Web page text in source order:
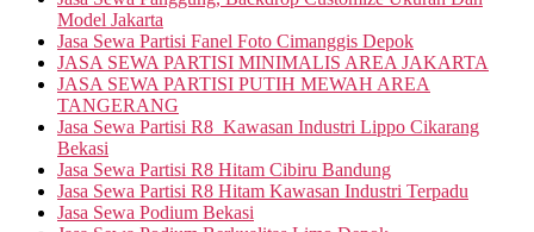
Model Jakarta
Jasa Sewa Partisi Fanel Foto Cimanggis Depok
JASA SEWA PARTISI MINIMALIS AREA JAKARTA
JASA SEWA PARTISI PUTIH MEWAH AREA
TANGERANG
Jasa Sewa Partisi R8 Kawasan Industri Lippo Cikarang
Bekasi
Jasa Sewa Partisi R8 Hitam Cibiru Bandung
Jasa Sewa Partisi R8 Hitam Kawasan Industri Terpadu
Jasa Sewa Podium Bekasi